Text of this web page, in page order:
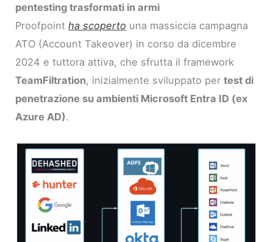
pentesting trasformati in armi
Proofpointha scoperto una massiccia campagna
ATO (Account Takeover) in corso da dicembre
2024 e tuttora attiva, che sfrutta il framework
TeamFiltration, inizialmente sviluppato pertest di
penetrazione su ambienti Microsoft Entra ID (ex
Azure AD).